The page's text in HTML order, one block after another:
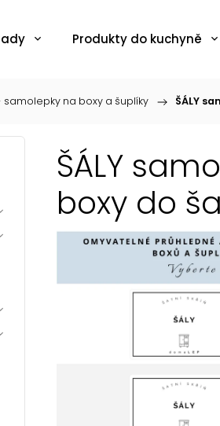
Produkty do kuchyně
- samolepky na boxy a šuplíky / ŠÁLY
ŠÁLY
boxy do